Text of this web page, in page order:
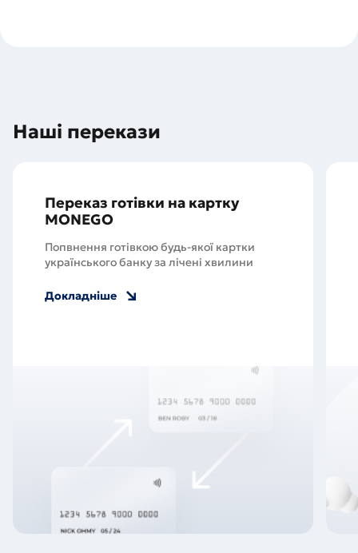
Наші перекази
Переказ готівки на картку
MONEGO
Попвнення готівкою будь-якої картки
українського банку за лічені хвилини
Докладніше